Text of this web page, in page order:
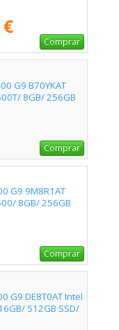
Comprar
G9 B70YKAT
8GB/ 256GB
Comprar
G9 9M8R1AT
8GB/ 256GB
Comprar
G9 DE8T0AT Intel
512GB SSD/